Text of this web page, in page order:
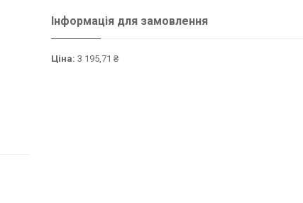
Інформація для замовлення
Ціна: 3 195,71 ₴